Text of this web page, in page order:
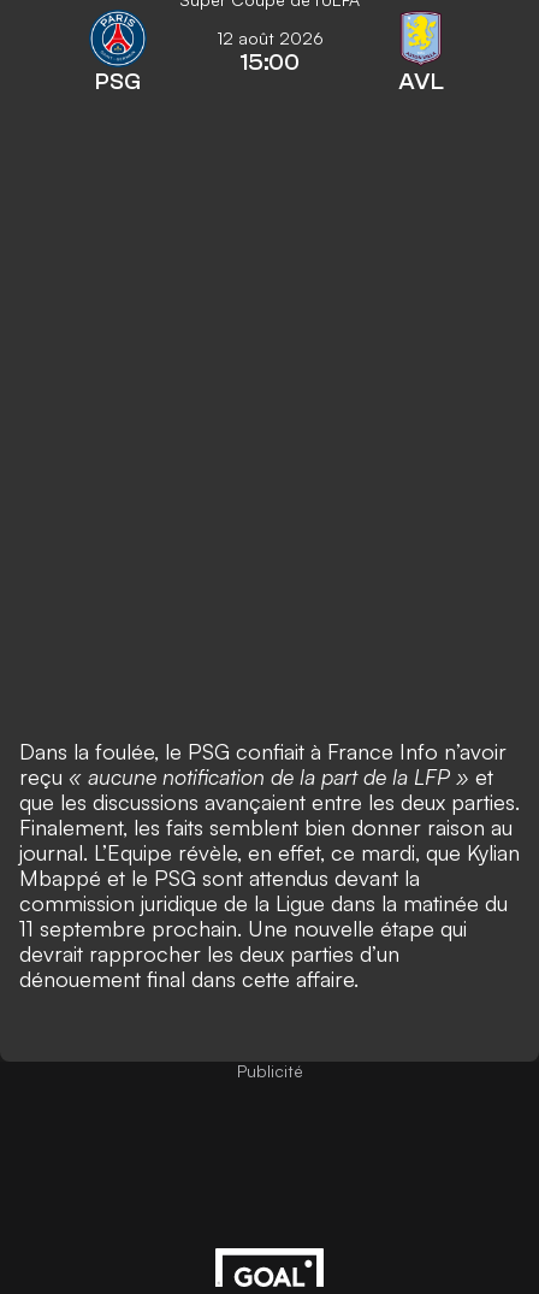
PSG
12 août 2026
15:00
AVL
Dans la foulée, le PSG confiait à France Info n’avoir
reçu « aucune notification de la part de la LFP » et
que les discussions avançaient entre les deux parties.
Finalement, les faits semblent bien donner raison au
journal. L’Equipe révèle, en effet, ce mardi, que Kylian
Mbappé et le PSG sont attendus devant la
commission juridique de la Ligue dans la matinée du
11 septembre prochain. Une nouvelle étape qui
devrait rapprocher les deux parties d’un
dénouement final dans cette affaire.
Publicité